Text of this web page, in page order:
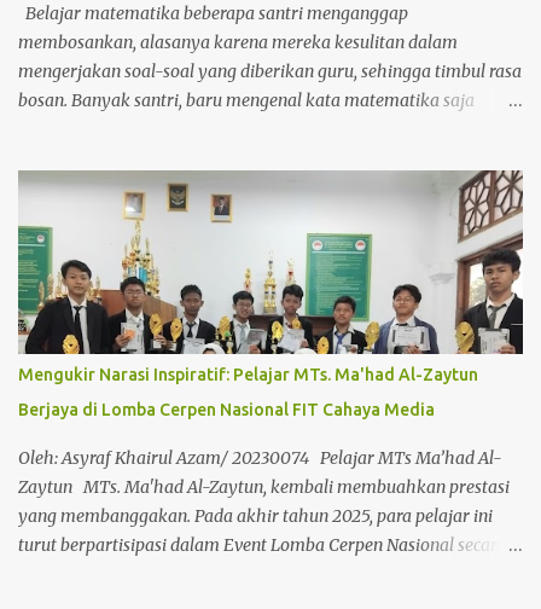
Belajar matematika beberapa santri menganggap
membosankan, alasanya karena mereka kesulitan dalam
mengerjakan soal-soal yang diberikan guru, sehingga timbul rasa
bosan. Banyak santri, baru mengenal kata matematika saja
maka mau belajar saja sudah malas. Akhirnya mereka menyerah
karena tidak suka dengan pelajarannya. Tapi taukah kamu
belajar matematika itu banyak manfaatnya untuk kesehatan
otak. Otak merupakan salah satu organ yang fungsinya sangat
vital bagi manusia. Mengutip dari Alef Indonesia 18 Feb 2022
dalam https://alef.co.id/5-manfaat-belajar-matematika-untuk-
kesehatan-otak/ Ada 5 manfaat belajar matematika untuk
kesehatan otak. 1. Melatih Otak Terampil. Otak seperti gergaji
yang semakin sering diasah, semakin tajam. Matematika dapat
membantu otak berlatih. Semakin sering berlatih, keterampilan
semakin terasah. B...
Mengukir Narasi Inspiratif: Pelajar MTs. Ma'had Al-Zaytun
Berjaya di Lomba Cerpen Nasional FIT Cahaya Media
Oleh: Asyraf Khairul Azam/ 20230074 Pelajar MTs Ma’had Al-
Zaytun MTs. Ma'had Al-Zaytun, kembali membuahkan prestasi
yang membanggakan. Pada akhir tahun 2025, para pelajar ini
turut berpartisipasi dalam Event Lomba Cerpen Nasional secara